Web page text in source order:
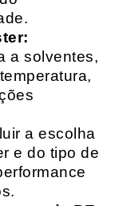
a solventes,
a escolha
e do tipo de